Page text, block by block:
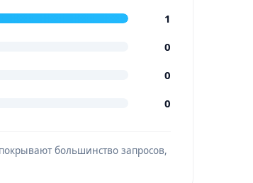
1
0
0
0
большинство запросов,